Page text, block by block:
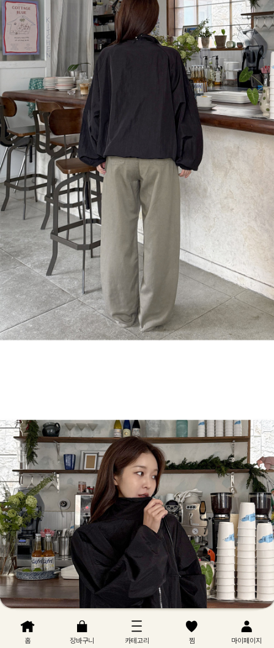
홈 장바구니 카테고리 찜 마이페이지